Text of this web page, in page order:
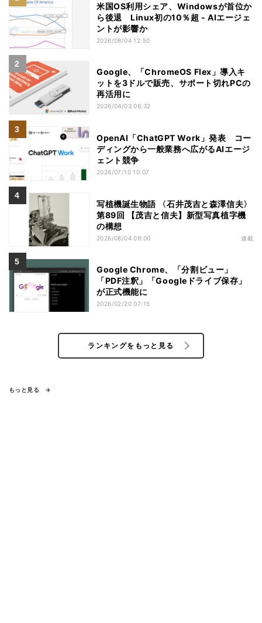
米国OS利用シェア、Windowsが首位か
ら後退 Linux初の10％超 - AIエージェ
ントが影響か
2026/08/04 12:50
Google、「ChromeOS Flex」導入キ
ットを3ドルで販売、サポート切れPCの
再活用に
2026/04/03 06:32
OpenAI「ChatGPT Work」発表 コー
ディングから一般業務へ広がるAIエージ
ェント競争
2026/07/10 10:07
写植機誕生物語 〈石井茂吉と森澤信夫〉
第89回 【茂吉と信夫】新型写真植字機
の構想
2026/08/04 09:00 連載
Google Chrome、「分割ビュー」
「PDF注釈」「Googleドライブ保存」
が正式機能に
2026/02/20 07:15
ランキングをもっと見る
もっと見る